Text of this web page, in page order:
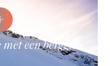
een berggids